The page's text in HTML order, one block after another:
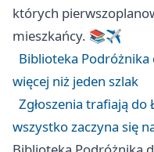
których
mieszkańcy. 📚✈️
Biblioteka Podróżnika
więcej niż jeden szlak
Zgłoszenia trafiają
wszystko zaczyna się